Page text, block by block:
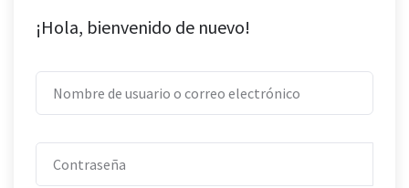
¡Hola, bienvenido de nuevo!